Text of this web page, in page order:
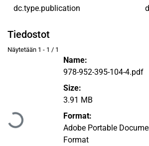
dc.type.publication
Tiedostot
Näytetään 1 - 1 / 1
Ladataan...
Name:
978-952-395-104-4.pdf
Size:
3.91 MB
Format:
Adobe Portable
Format